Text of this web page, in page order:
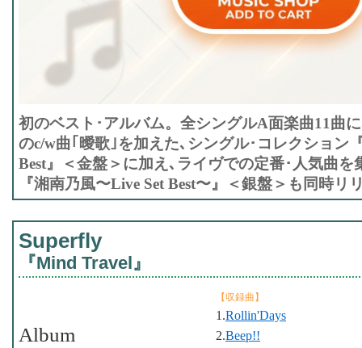
初のベスト･アルバム。全シングルA面楽曲11曲
のc/w曲｢曖歌｣を加えた､シングル･コレクション
Best』＜金盤＞に加え､ライヴでの定番･人気曲を
『湘南乃風〜Live Set Best〜』＜銀盤＞も同時リ
Superfly
『Mind Travel』
【収録曲】
1.Rollin'Days
2.Beep!!
Album